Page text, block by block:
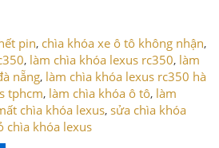
pin, chìa khóa xe ô tô không nhận,
, làm chìa khóa lexus rc350, làm
nẵng, làm chìa khóa lexus rc350 hà
tphcm, làm chìa khóa ô tô, làm
chìa khóa lexus, sửa chìa khóa
chìa khóa lexus